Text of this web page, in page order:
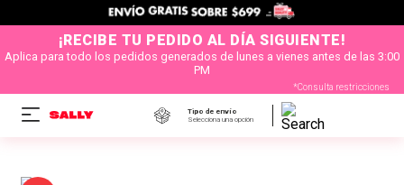
¡RECIBE TU PEDIDO AL DÍA SIGUIENTE!
Aplica para todo los pedidos generados de lunes a vienes antes de las 3:00
PM
*Consulta restricciones
Tipo de envío
Selecciona una opción